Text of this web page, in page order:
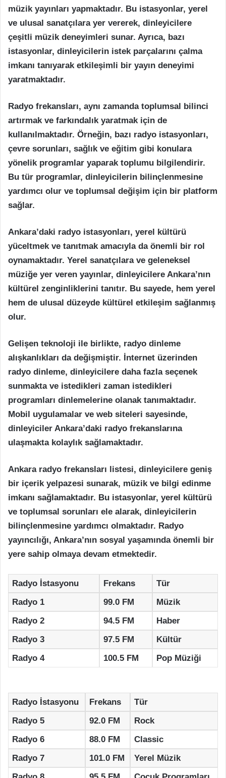
müzik yayınları yapmaktadır. Bu istasyonlar, yerel
ve ulusal sanatçılara yer vererek, dinleyicilere
çeşitli müzik deneyimleri sunar. Ayrıca, bazı
istasyonlar, dinleyicilerin istek parçalarını çalma
imkanı tanıyarak etkileşimli bir yayın deneyimi
yaratmaktadır.
Radyo frekansları, aynı zamanda toplumsal bilinci
artırmak ve farkındalık yaratmak için de
kullanılmaktadır. Örneğin, bazı radyo istasyonları,
çevre sorunları, sağlık ve eğitim gibi konulara
yönelik programlar yaparak toplumu bilgilendirir.
Bu tür programlar, dinleyicilerin bilinçlenmesine
yardımcı olur ve toplumsal değişim için bir platform
sağlar.
Ankara’daki radyo istasyonları, yerel kültürü
yüceltmek ve tanıtmak amacıyla da önemli bir rol
oynamaktadır. Yerel sanatçılara ve geleneksel
müziğe yer veren yayınlar, dinleyicilere Ankara’nın
kültürel zenginliklerini tanıtır. Bu sayede, hem yerel
hem de ulusal düzeyde kültürel etkileşim sağlanmış
olur.
Gelişen teknoloji ile birlikte, radyo dinleme
alışkanlıkları da değişmiştir. İnternet üzerinden
radyo dinleme, dinleyicilere daha fazla seçenek
sunmakta ve istedikleri zaman istedikleri
programları dinlemelerine olanak tanımaktadır.
Mobil uygulamalar ve web siteleri sayesinde,
dinleyiciler Ankara’daki radyo frekanslarına
ulaşmakta kolaylık sağlamaktadır.
Ankara radyo frekansları listesi, dinleyicilere geniş
bir içerik yelpazesi sunarak, müzik ve bilgi edinme
imkanı sağlamaktadır. Bu istasyonlar, yerel kültürü
ve toplumsal sorunları ele alarak, dinleyicilerin
bilinçlenmesine yardımcı olmaktadır. Radyo
yayıncılığı, Ankara’nın sosyal yaşamında önemli bir
yere sahip olmaya devam etmektedir.
Radyo İstasyonu Frekans
Tür
Radyo 1
99.0 FM
Müzik
Radyo 2
94.5 FM
Haber
Radyo 3
97.5 FM
Kültür
Radyo 4
100.5 FM Pop Müziği
Radyo İstasyonu Frekans
Tür
Radyo 5
92.0 FM
Rock
Radyo 6
88.0 FM
Classic
Radyo 7
101.0 FM
Yerel Müzik